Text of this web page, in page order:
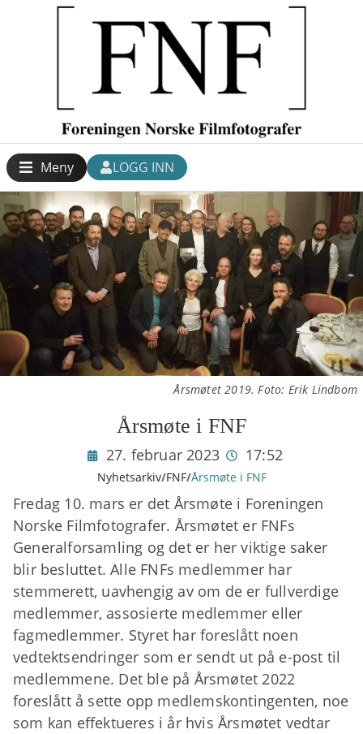
Meny LOGG INN
Årsmøtet 2019. Foto: Erik Lindbom
Årsmøte i FNF
27. februar 2023 17:52
Nyhetsarkiv/FNF/Årsmøte i FNF
Fredag 10. mars er det Årsmøte i Foreningen
Norske Filmfotografer. Årsmøtet er FNFs
Generalforsamling og det er her viktige saker
blir besluttet. Alle FNFs medlemmer har
stemmerett, uavhengig av om de er fullverdige
medlemmer, assosierte medlemmer eller
fagmedlemmer. Styret har foreslått noen
vedtektsendringer som er sendt ut på e-post til
medlemmene. Det ble på Årsmøtet 2022
foreslått å sette opp medlemskontingenten, noe
som kan effektueres i år hvis Årsmøtet vedtar